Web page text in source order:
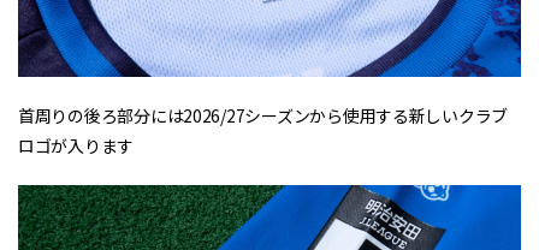
首周りの後ろ部分には2026/27シーズンから使用する新しいクラブ
ロゴが入ります